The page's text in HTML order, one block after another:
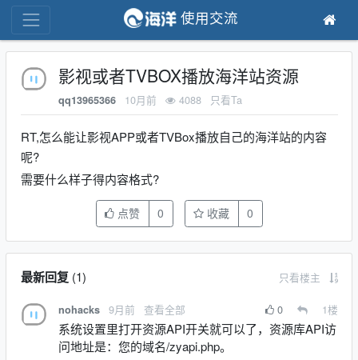
使用交流
影视或者TVBOX播放海洋站资源
qq13965366 10月前 4088 只看Ta
RT,怎么能让影视APP或者TVBox播放自己的海洋站的内容
呢?
需要什么样子得内容格式?
点赞 0 收藏 0
最新回复(1) 只看楼主
nohacks 9月前 查看全部 0 1楼
系统设置里打开资源API开关就可以了，资源库API访
问地址是：您的域名/zyapi.php。